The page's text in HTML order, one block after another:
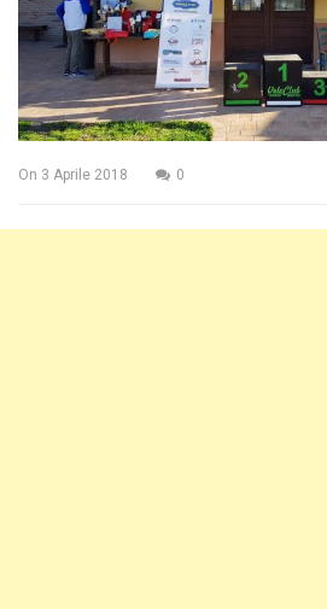
On 3 Aprile 2018 0